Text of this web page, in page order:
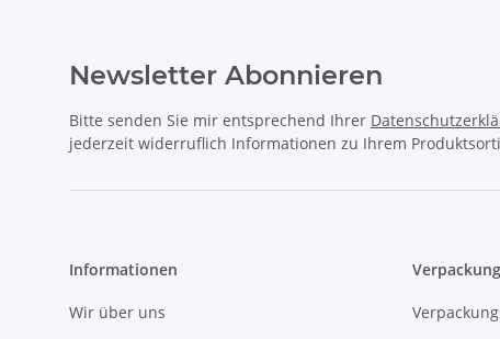
Newsletter Abonnieren
Bitte senden Sie mir entsprechend Ihrer
jederzeit widerruflich Informationen zu Ihrem
Informationen
Wir über uns